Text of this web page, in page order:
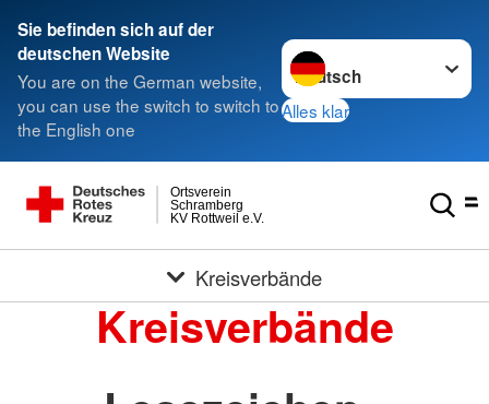
Sie befinden sich auf der
deutschen Website
You are on the German website,
you can use the switch to switch to
the English one
Sprache wechseln zu
Alles klar
KV Rottweil e.V.
Schramberg
Ortsverein
Kreisverbände
Kreisverbände